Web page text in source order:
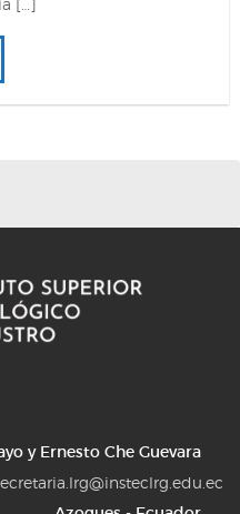
[…]
y Ernesto Che Guevara